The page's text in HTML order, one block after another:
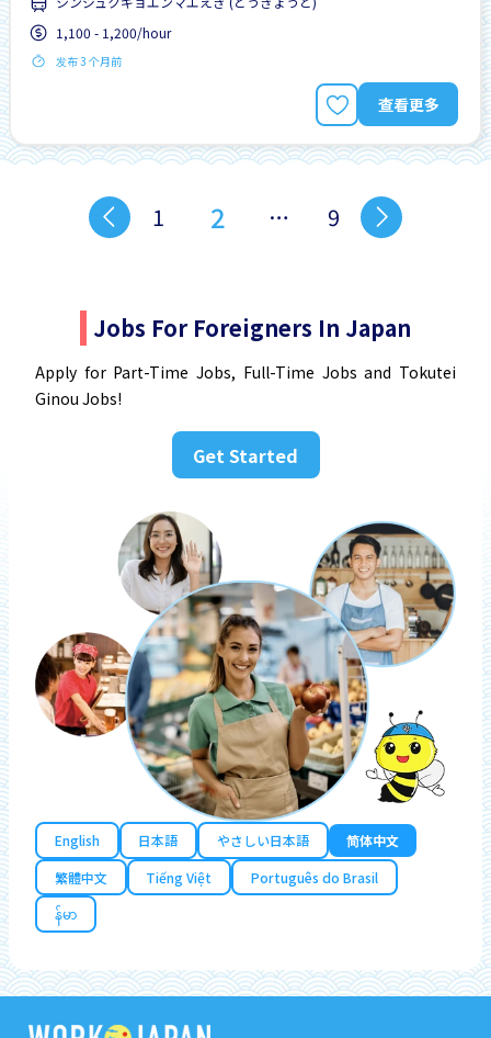
1,100 - 1,200/hour
发布 3 个月前
查看更多
1 2 … 9
Jobs For Foreigners In Japan
Apply for Part-Time Jobs, Full-Time Jobs and Tokutei
Ginou Jobs!
Get Started
English 日本語 やさしい日本語
简体中文
繁體中文
Tiếng Việt
Português do Brasil
န်မာ